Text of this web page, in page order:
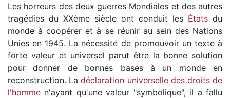
Les horreurs des deux guerres Mondiales et des autres
tragédies du XXème siècle ont conduit les États du
monde à coopérer et à se réunir au sein des Nations
Unies en 1945. La nécessité de promouvoir un texte à
forte valeur et universel parut être la bonne solution
pour donner de bonnes bases à un monde en
reconstruction. Ladéclaration universelle des droits de
l'homme n'ayant qu'une valeur "symbolique", il a fallu